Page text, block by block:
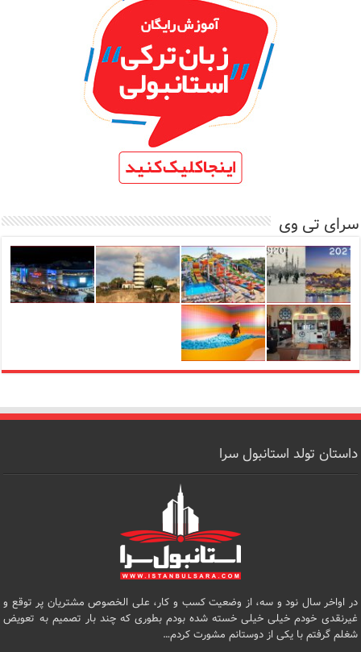
سرای تی وی
داستان تولد استانبول سرا
در اواخر سال نود و سه، از وضعیت کسب و کار، علی الخصوص مشتریان پر توقع و
غیرنقدی خودم خیلی خیلی خسته شده بودم بطوری که چند بار تصمیم به تعویض
شغلم گرفتم با یکی از دوستانم مشورت کردم…